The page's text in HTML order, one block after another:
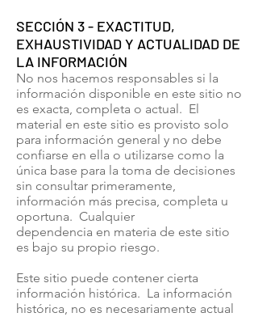
SECCIÓN 3 - EXACTITUD,
EXHAUSTIVIDAD Y ACTUALIDAD DE
LA INFORMACIÓN
No nos hacemos responsables si la
información disponible en este sitio no
es exacta, completa o actual. El
material en este sitio es provisto solo
para información general y no debe
confiarse en ella o utilizarse como la
única base para la toma de decisiones
sin consultar primeramente,
información más precisa, completa u
oportuna. Cualquier
dependencia en materia de este sitio
es bajo su propio riesgo.
Este sitio puede contener cierta
información histórica. La información
histórica, no es necesariamente actual